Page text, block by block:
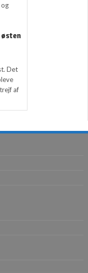
Det
af